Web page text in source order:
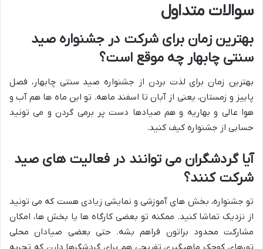
سوالات متداول
بهترین زمان برای شرکت در جشنواره صید
سنتی چابهار چه موقع است؟
بهترین زمان برای لذت بردن از جشنواره صید سنتی چابهار، فصل
پاییز و زمستان، یعنی از آبان تا اسفند ماهه. تو این ماه ها هم آب و
هوا عالی و بهاریه و هم صیادها دست پر برمی گردن و می تونید
حسابی از جشنواره کیف کنید.
آیا گردشگران می توانند در فعالیت های صید
شرکت کنند؟
تو جشنواره، بخش های آموزشی و نمایشی زیادی هست که می تونید
از نزدیک تماشا کنید. ممکنه تو بعضی کارگاه ها یا بخش ها، امکان
مشارکت محدود براتون فراهم بشه. حتی بعضی صیادان محلی